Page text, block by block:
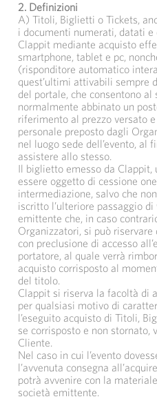
2. Definizioni
A) Titoli, Biglietti o Tickets,
i documenti numerati, datati
Clappit mediante acquisto
smartphone, tablet e pc,
(risponditore automatico
quest’ultimi attivabili sempre
del portale, che consentono
normalmente abbinato un
riferimento al prezzo versato
personale preposto dagli
nel luogo sede dell’evento, al
assistere allo stesso.
Il biglietto emesso da Clappit,
essere oggetto di cessione
intermediazione, salvo che
iscritto l’ulteriore passaggio
emittente che, in caso
Organizzatori, si può
con preclusione di accesso
portatore, al quale verrà
acquisto corrisposto al
del titolo.
Clappit si riserva la facoltà di
per qualsiasi motivo di
l’eseguito acquisto di Titoli,
se corrisposto e non
Cliente.
Nel caso in cui l’evento
l’avvenuta consegna
potrà avvenire con la
società emittente.